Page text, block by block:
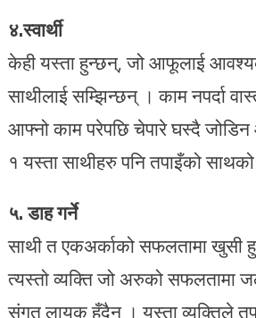
४.स्वार्थी
केही यस्ता हुन्छन्, जो आफूलाई
साथीलाई सम्झिन्छन् । काम नपर्दा
आफ्नो काम परेपछि चेपारे घस्दै
१ यस्ता साथीहरु पनि तपाइँको
५. डाह गर्ने
साथी त एकअर्काको सफलतामा खुसी
त्यस्तो व्यक्ति जो अरुको सफलतामा
संगत लायक हुँदैन । यस्ता व्यक्तिले